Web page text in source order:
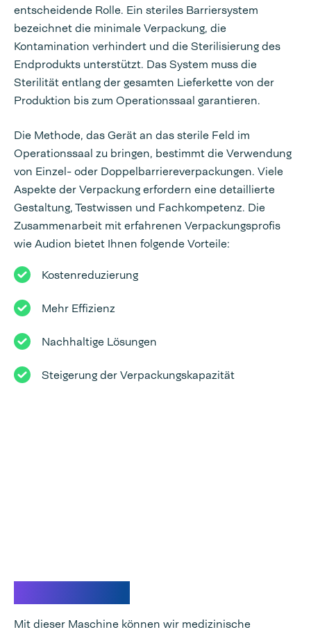
entscheidende Rolle. Ein steriles Barriersystem
bezeichnet die minimale Verpackung, die
Kontamination verhindert und die Sterilisierung des
Endprodukts unterstützt. Das System muss die
Sterilität entlang der gesamten Lieferkette von der
Produktion bis zum Operationssaal garantieren.
Die Methode, das Gerät an das sterile Feld im
Operationssaal zu bringen, bestimmt die Verwendung
von Einzel- oder Doppelbarriereverpackungen. Viele
Aspekte der Verpackung erfordern eine detaillierte
Gestaltung, Testwissen und Fachkompetenz. Die
Zusammenarbeit mit erfahrenen Verpackungsprofis
wie Audion bietet Ihnen folgende Vorteile:
Kostenreduzierung
Mehr Effizienz
Nachhaltige Lösungen
Steigerung der Verpackungskapazität
Mit dieser Maschine können wir medizinische